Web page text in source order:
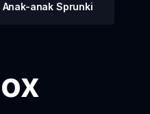
Anak-anak Sprunki